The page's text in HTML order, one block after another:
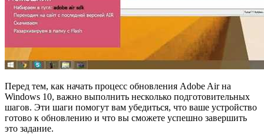
Перед тем, как начать процесс обновления Adobe Air на
Windows 10, важно выполнить несколько подготовительных
шагов. Эти шаги помогут вам убедиться, что ваше устройство
готово к обновлению и что вы сможете успешно завершить
это задание.